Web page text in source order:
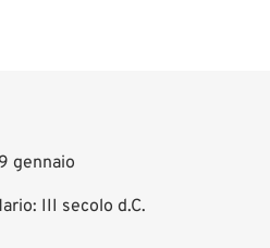
gennaio
III secolo d.C.